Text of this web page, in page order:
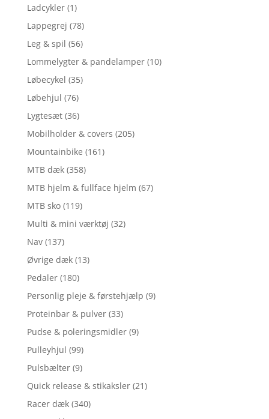
Ladcykler (1)
Lappegrej (78)
Leg & spil (56)
Lommelygter & pandelamper (10)
Løbecykel (35)
Løbehjul (76)
Lygtesæt (36)
Mobilholder & covers (205)
Mountainbike (161)
MTB dæk (358)
MTB hjelm & fullface hjelm (67)
MTB sko (119)
Multi & mini værktøj (32)
Nav (137)
Øvrige dæk (13)
Pedaler (180)
Personlig pleje & førstehjælp (9)
Proteinbar & pulver (33)
Pudse & poleringsmidler (9)
Pulleyhjul (99)
Pulsbælter (9)
Quick release & stikaksler (21)
Racer dæk (340)